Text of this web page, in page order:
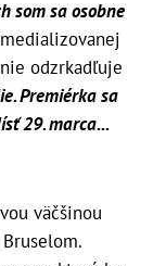
som sa osobne
odzrkadľuje
Premiérka sa
29. marca...
väčšinou